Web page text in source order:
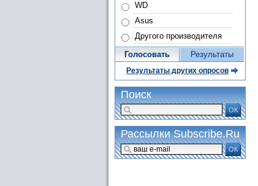
WD
Asus
Другого производителя
Голосовать Результаты
Результаты других опросов
Поиск
ОК
Рассылки Subscribe.Ru
ОК